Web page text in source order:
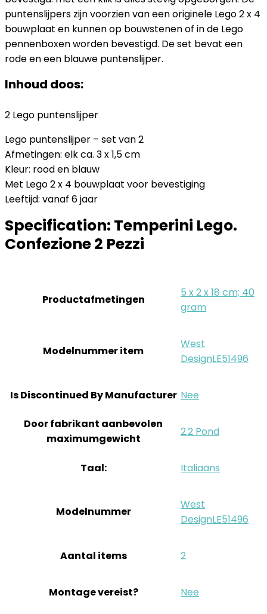
puntenslijpers zijn voorzien van een originele Lego 2 x 4
bouwplaat en kunnen op bouwstenen of in de Lego
pennenboxen worden bevestigd. De set bevat een
rode en een blauwe puntenslijper.
Inhoud doos:
2 Lego puntenslijper
Lego puntenslijper – set van 2
Afmetingen: elk ca. 3 x 1,5 cm
Kleur: rood en blauw
Met Lego 2 x 4 bouwplaat voor bevestiging
Leeftijd: vanaf 6 jaar
Specification: Temperini Lego.
Confezione 2 Pezzi
Productafmetingen
‎5 x 2 x 18 cm; 40
gram
Modelnummer item
‎West
DesignLE51496
Is Discontinued By Manufacturer ‎Nee
Door fabrikant aanbevolen
maximumgewicht
‎2.2 Pond
Taal: ‎Italiaans
Modelnummer
‎West
DesignLE51496
Aantal items ‎2
Montage vereist? ‎Nee